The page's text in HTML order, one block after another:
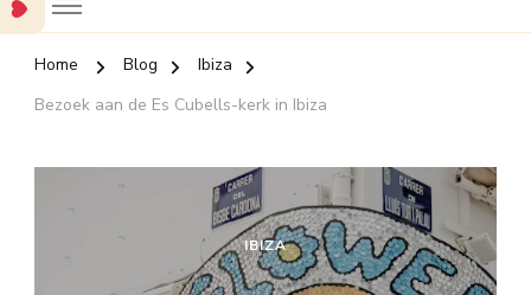
Home Blog
Ibiza
Bezoek aan de Es Cubells-kerk in Ibiza
IBIZA